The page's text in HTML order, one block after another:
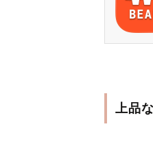
上品